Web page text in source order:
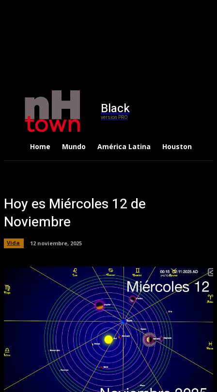
Black
version PRO
Home Mundo América Latina Houston
Hoy es Miércoles 12 de
Noviembre
Vida 12 noviembre, 2025